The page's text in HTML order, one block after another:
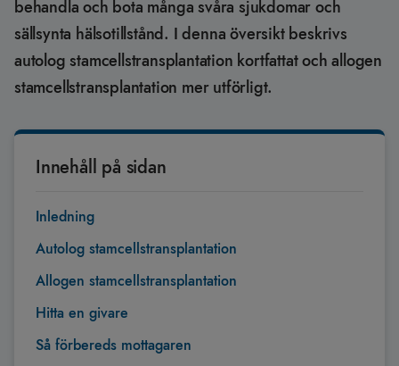
behandla och bota många svåra sjukdomar och
sällsynta hälsotillstånd. I denna översikt beskrivs
autolog stamcellstransplantation kortfattat och allogen
stamcellstransplantation mer utförligt.
Innehåll på sidan
Inledning
Autolog stamcellstransplantation
Allogen stamcellstransplantation
Hitta en givare
Så förbereds mottagaren